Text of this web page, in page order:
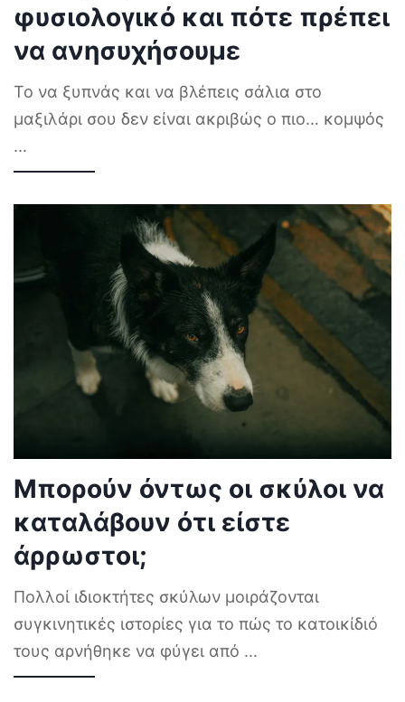
φυσιολογικό και πότε πρέπει
να ανησυχήσουμε
Το να ξυπνάς και να βλέπεις σάλια στο
μαξιλάρι σου δεν είναι ακριβώς ο πιο… κομψός
...
Μπορούν όντως οι σκύλοι να
καταλάβουν ότι είστε
άρρωστοι;
Πολλοί ιδιοκτήτες σκύλων μοιράζονται
συγκινητικές ιστορίες για το πώς το κατοικίδιό
τους αρνήθηκε να φύγει από ...